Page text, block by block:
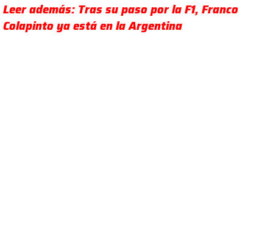
Leer además: Tras su paso por la F1, Franco
Colapinto ya está en la Argentina